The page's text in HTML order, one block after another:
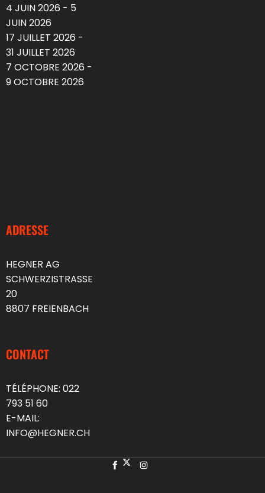
4 JUIN 2026 - 5
JUIN 2026
17 JUILLET 2026 -
31 JUILLET 2026
7 OCTOBRE 2026 -
9 OCTOBRE 2026
ADRESSE
HEGNER AG
SCHWERZISTRASSE
20
8807 FREIENBACH
CONTACT
TÉLÉPHONE: 022
793 51 60
E-MAIL:
INFO@HEGNER.CH